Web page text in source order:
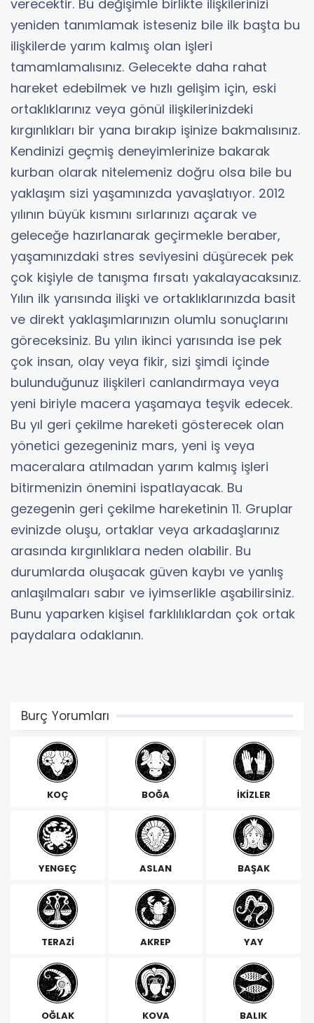
verecektir. Bu değişimle birlikte ilişkilerinizi
yeniden tanımlamak isteseniz bile ilk başta bu
ilişkilerde yarım kalmış olan işleri
tamamlamalısınız. Gelecekte daha rahat
hareket edebilmek ve hızlı gelişim için, eski
ortaklıklarınız veya gönül ilişkilerinizdeki
kırgınlıkları bir yana bırakıp işinize bakmalısınız.
Kendinizi geçmiş deneyimlerinize bakarak
kurban olarak nitelemeniz doğru olsa bile bu
yaklaşım sizi yaşamınızda yavaşlatıyor. 2012
yılının büyük kısmını sırlarınızı açarak ve
geleceğe hazırlanarak geçirmekle beraber,
yaşamınızdaki stres seviyesini düşürecek pek
çok kişiyle de tanışma fırsatı yakalayacaksınız.
Yılın ilk yarısında ilişki ve ortaklıklarınızda basit
ve direkt yaklaşımlarınızın olumlu sonuçlarını
göreceksiniz. Bu yılın ikinci yarısında ise pek
çok insan, olay veya fikir, sizi şimdi içinde
bulunduğunuz ilişkileri canlandırmaya veya
yeni biriyle macera yaşamaya teşvik edecek.
Bu yıl geri çekilme hareketi gösterecek olan
yönetici gezegeniniz mars, yeni iş veya
maceralara atılmadan yarım kalmış işleri
bitirmenizin önemini ispatlayacak. Bu
gezegenin geri çekilme hareketinin 11. Gruplar
evinizde oluşu, ortaklar veya arkadaşlarınız
arasında kırgınlıklara neden olabilir. Bu
durumlarda oluşacak güven kaybı ve yanlış
anlaşılmaları sabır ve iyimserlikle aşabilirsiniz.
Bunu yaparken kişisel farklılıklardan çok ortak
paydalara odaklanın.
Burç Yorumları
KOÇ BOĞA İKİZLER
YENGEÇ ASLAN BAŞAK
TERAZİ AKREP YAY
OĞLAK KOVA BALIK